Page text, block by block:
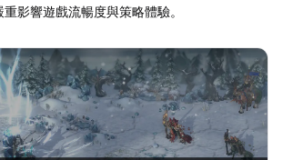
影響遊戲流暢度與策略體驗。